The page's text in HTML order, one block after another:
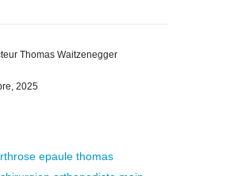
Thomas Waitzenegger
2025